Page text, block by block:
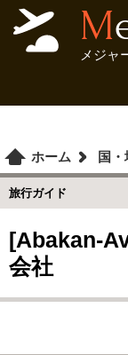
メジャ
ホーム 国
旅行ガイド
[Abakan-
会社